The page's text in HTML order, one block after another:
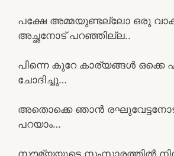
പക്ഷേ അമ്മയുണ്ടല്ലോ ഒരു
അച്ഛനോട് പറഞ്ഞില്ല..
പിന്നെ കുറേ കാര്യങ്ങൾ ഒക്കെ
ചോദിച്ചു…
അതൊക്കെ ഞാൻ രഘുവേട്ടനോട്
പറയാം…
സൗമ്യയുടെ സംസാരത്തിൽ